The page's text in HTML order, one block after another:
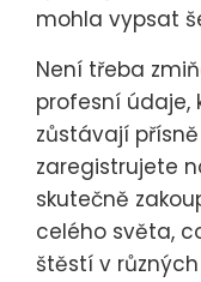
mohla vypsat
Není třeba
profesní údaje,
zůstávají
zaregistrujete
skutečně
celého světa,
štěstí v